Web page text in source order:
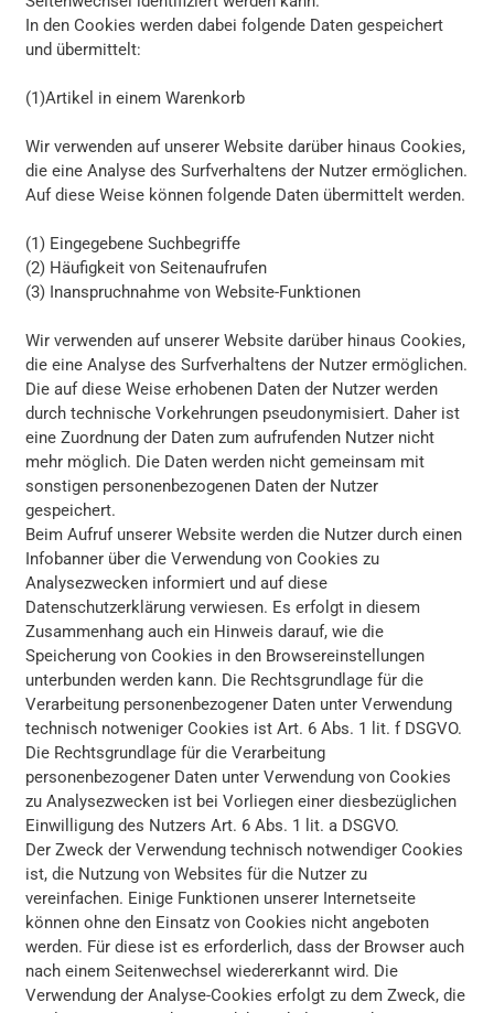
In den Cookies werden dabei folgende Daten gespeichert
und übermittelt:
(1)Artikel in einem Warenkorb
Wir verwenden auf unserer Website darüber hinaus Cookies,
die eine Analyse des Surfverhaltens der Nutzer ermöglichen.
Auf diese Weise können folgende Daten übermittelt werden.
(1) Eingegebene Suchbegriffe
(2) Häufigkeit von Seitenaufrufen
(3) Inanspruchnahme von Website-Funktionen
Wir verwenden auf unserer Website darüber hinaus Cookies,
die eine Analyse des Surfverhaltens der Nutzer ermöglichen.
Die auf diese Weise erhobenen Daten der Nutzer werden
durch technische Vorkehrungen pseudonymisiert. Daher ist
eine Zuordnung der Daten zum aufrufenden Nutzer nicht
mehr möglich. Die Daten werden nicht gemeinsam mit
sonstigen personenbezogenen Daten der Nutzer
gespeichert.
Beim Aufruf unserer Website werden die Nutzer durch einen
Infobanner über die Verwendung von Cookies zu
Analysezwecken informiert und auf diese
Datenschutzerklärung verwiesen. Es erfolgt in diesem
Zusammenhang auch ein Hinweis darauf, wie die
Speicherung von Cookies in den Browsereinstellungen
unterbunden werden kann. Die Rechtsgrundlage für die
Verarbeitung personenbezogener Daten unter Verwendung
technisch notweniger Cookies ist Art. 6 Abs. 1 lit. f DSGVO.
Die Rechtsgrundlage für die Verarbeitung
personenbezogener Daten unter Verwendung von Cookies
zu Analysezwecken ist bei Vorliegen einer diesbezüglichen
Einwilligung des Nutzers Art. 6 Abs. 1 lit. a DSGVO.
Der Zweck der Verwendung technisch notwendiger Cookies
ist, die Nutzung von Websites für die Nutzer zu
vereinfachen. Einige Funktionen unserer Internetseite
können ohne den Einsatz von Cookies nicht angeboten
werden. Für diese ist es erforderlich, dass der Browser auch
nach einem Seitenwechsel wiedererkannt wird. Die
Verwendung der Analyse-Cookies erfolgt zu dem Zweck, die